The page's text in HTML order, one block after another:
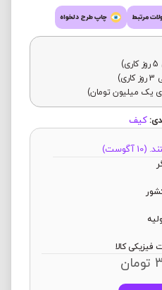
مرتبط چاپ طرح دلخواه
یک میلیون تومان)
کیف
فیزیکی کالا
تومان